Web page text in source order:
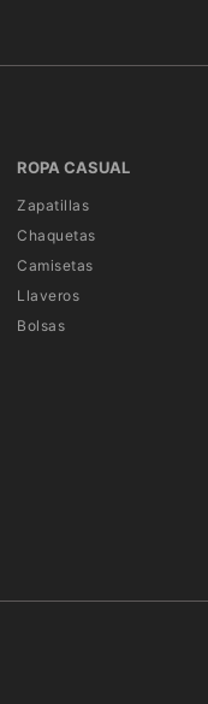
ROPA CASUAL
Zapatillas
Chaquetas
Camisetas
Llaveros
Bolsas